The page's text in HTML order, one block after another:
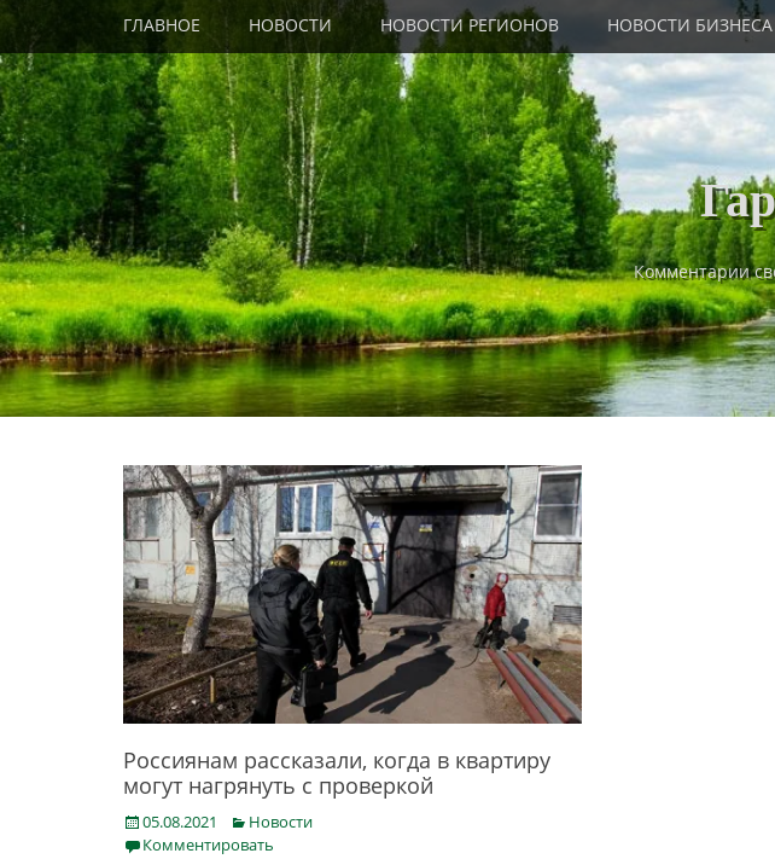
Skip
content
Primary Menu
ГЛАВНОЕ НОВОСТИ НОВОСТИ РЕГИОНОВ НОВОСТИ БИЗНЕСА
Комментарии
Россиянам рассказали, когда в квартиру
могут нагрянуть с проверкой
Posted
on
05.08.2021 Categories
Новости
Комментировать